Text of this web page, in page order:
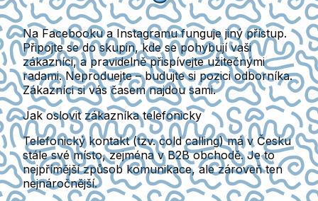
Na Facebooku a Instagramu funguje jiný přístup.
Připojte se do skupin, kde se pohybují vaši
zákazníci, a pravidelně přispívejte užitečnými
radami. Neproduejte – budujte si pozici odborníka.
Zákazníci si vás časem najdou sami.
Jak oslovit zákazníka telefonicky
Telefonický kontakt (tzv. cold calling) má v Česku
stále své místo, zejména v B2B obchodě. Je to
nejpřímější způsob komunikace, ale zároveň ten
nejnáročnější.